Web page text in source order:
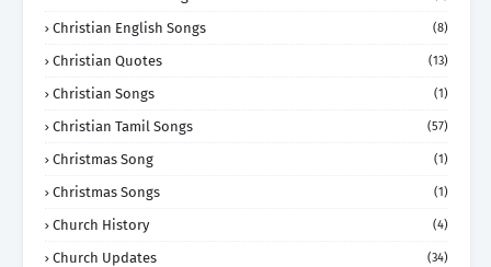
Christian English Songs (8)
Christian Quotes (13)
Christian Songs (1)
Christian Tamil Songs (57)
Christmas Song (1)
Christmas Songs (1)
Church History (4)
Church Updates (34)